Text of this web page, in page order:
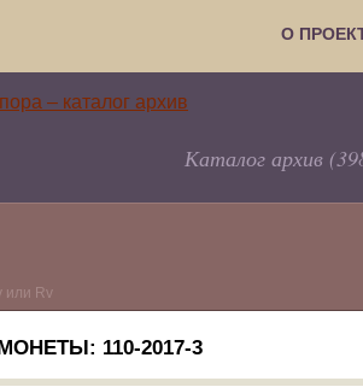
О
Каталог архив
или Rv
110-2017-3